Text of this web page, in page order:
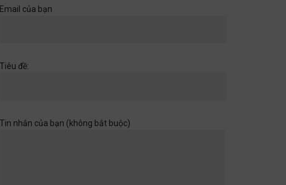
Email của bạn
Tiêu đề:
Tin nhắn của bạn (không bắt buộc)